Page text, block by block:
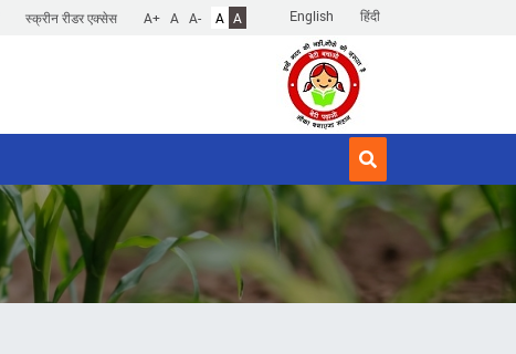
English हिंदी
स्क्रीन रीडर एक्सेस A+ A A- A A